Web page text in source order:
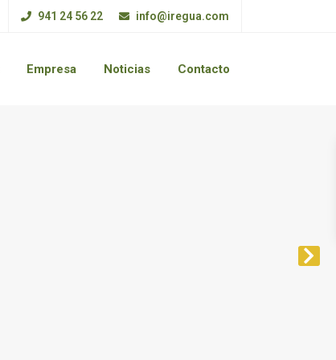
941 24 56 22 info@iregua.com
Empresa Noticias Contacto